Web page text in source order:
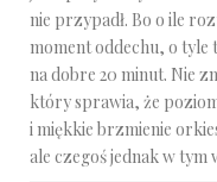
nie przypadł. Bo o ile
moment oddechu, o tyle
na dobre 20 minut. Nie
który sprawia, że
i miękkie brzmienie
ale czegoś jednak w tym